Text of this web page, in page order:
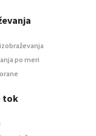
po meri
tok